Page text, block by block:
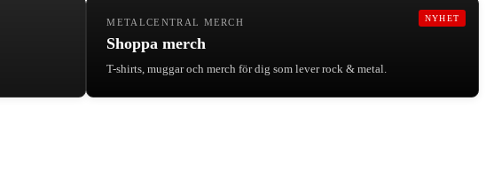
NYHET
METALCENTRAL MERCH
Shoppa merch
T-shirts, muggar och merch för dig som lever rock & metal.